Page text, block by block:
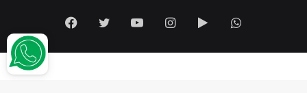
Facebook
TwitterYouTubeInstagram
Google
Play
WhatsApp